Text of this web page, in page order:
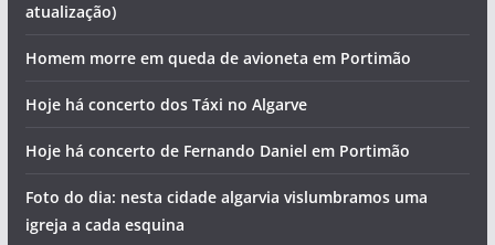
atualização)
Homem morre em queda de avioneta em Portimão
Hoje há concerto dos Táxi no Algarve
Hoje há concerto de Fernando Daniel em Portimão
Foto do dia: nesta cidade algarvia vislumbramos uma
igreja a cada esquina